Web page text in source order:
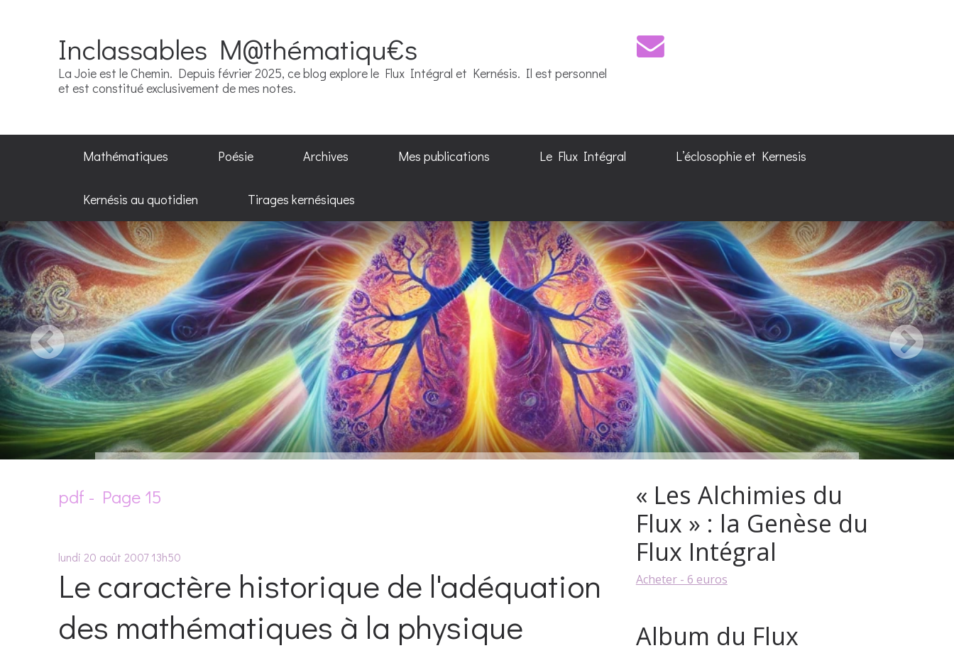
Inclassables M@thématiqu€s
La Joie est le Chemin. Depuis février 2025, ce blog explore le Flux Intégral et Kernésis. Il est personnel
et est constitué exclusivement de mes notes.
Mathématiques Poésie Archives Mes publications Le Flux Intégral L’éclosophie et Kernesis
Kernésis au quotidien Tirages kernésiques
pdf - Page 15
lundi 20 août 2007 13h50
Le caractère historique de l'adéquation
des mathématiques à la physique
« Les Alchimies du
Flux » : la Genèse du
Flux Intégral
Acheter - 6 euros
Album du Flux